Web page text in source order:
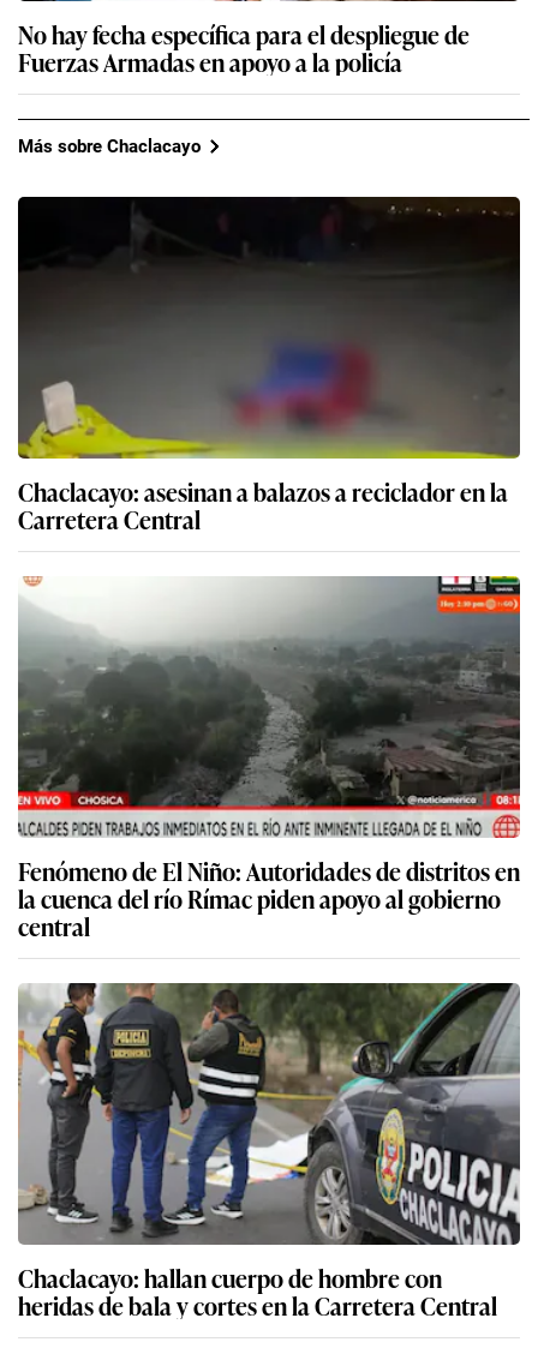
No hay fecha específica para el despliegue de
Fuerzas Armadas en apoyo a la policía
Más sobre Chaclacayo
Chaclacayo: asesinan a balazos a reciclador en la
Carretera Central
Fenómeno de El Niño: Autoridades de distritos en
la cuenca del río Rímac piden apoyo al gobierno
central
Chaclacayo: hallan cuerpo de hombre con
heridas de bala y cortes en la Carretera Central